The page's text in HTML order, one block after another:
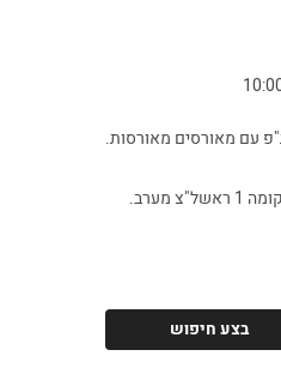
עם מאורסים מאורסות.